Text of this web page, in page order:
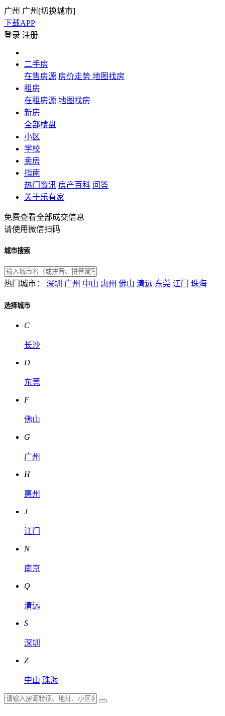
广州 广州[切换城市]
下载APP
登录 注册
二手房
在售房源 房价走势 地图找房
租房
在租房源 地图找房
新房
全部楼盘
小区
学校
卖房
指南
热门资讯 房产百科 问答
关于乐有家
免费查看全部成交信息
请使用微信扫码
城市搜索
热门城市： 深圳 广州 中山 惠州 佛山 清远 东莞 江门 珠海
选择城市
C
长沙
D
东莞
F
佛山
G
广州
H
惠州
J
江门
N
南京
Q
清远
S
深圳
Z
中山 珠海